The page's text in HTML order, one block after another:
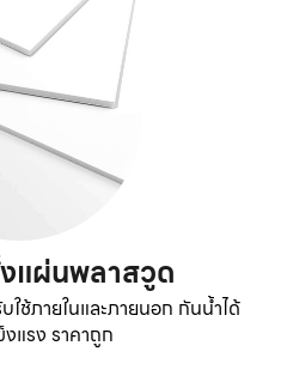
แผ่นพลาสวูด
ช้ภายในและภายนอก กันน้ำได้
แรง ราคาถูก